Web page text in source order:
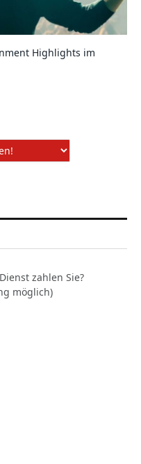
Highlights im
zahlen Sie?
möglich)